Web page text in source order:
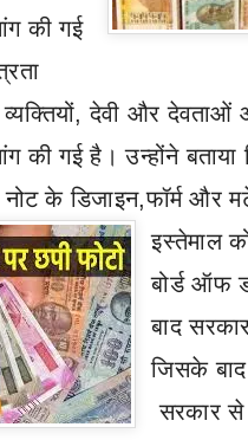
की गई
,देवी और देवताओं
की गई है। उन्होंने
के डिजाइन,फॉर्म और
इस्तेमाल
बोर्ड ऑफ
बाद
जिसके
सरकार से